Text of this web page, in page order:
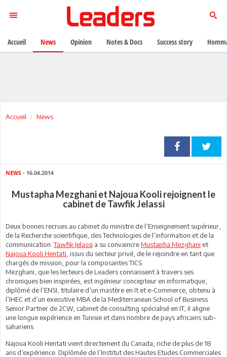
Accueil News
NEWS - 16.04.2014
Mustapha Mezghani et Najoua Kooli rejoignent le
cabinet de Tawfik Jelassi
Deux bonnes recrues au cabinet du ministre de l’Enseignement supérieur,
de la Recherche scientifique, des Technologies de l’information et de la
communication.Tawfik Jelassi a su convaincreMustapha Mezghani et
Najoua Kooli Hentati , issus du secteur privé, de le rejoindre en tant que
chargés de mission, pour la composantes TICS.
Mezghani, que les lecteurs de Leaders connaissent à travers ses
chroniques bien inspirées, est ingénieur concepteur en informatique,
diplômé de l’ENSI, titulaire d’un mastère en It et e-Commerce, obtenu à
l’IHEC et d’un executive MBA de la Mediterranean School of Business.
Senior Partner de 2CW, cabinet de consulting spécialisé en IT, il aligne
une longue expérience en Tunisie et dans nombre de pays africains sub-
sahariens.
Najoua Kooli Hentati vient directement du Canada, riche de plus de 18
ans d’expérience. Diplômée de l’Institut des Hautes Etudes Commerciales
Accueil News Opinion Notes & Docs Success story